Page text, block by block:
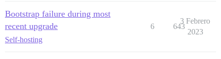
Bootstrap failure during most
recent upgrade
Self-hosting
6 643
3 Febrero
2023